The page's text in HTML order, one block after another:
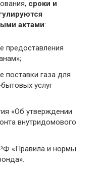
сроки и
актами:
предоставления
поставки газа для
услуг
«Об утверждении
внутридомового
«Правила и нормы